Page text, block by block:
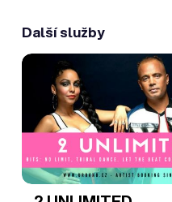
Další služby